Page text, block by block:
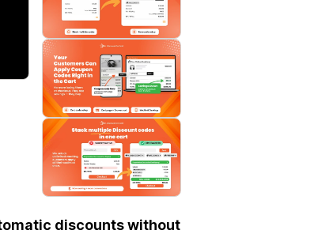
discounts without